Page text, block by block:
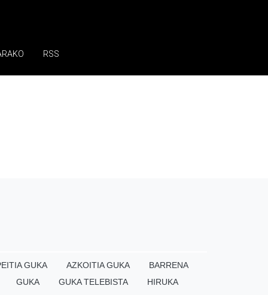
RSS
GUKA AZKOITIA GUKA
BARRENA
GUKA
GUKA TELEBISTA
HIRUKA